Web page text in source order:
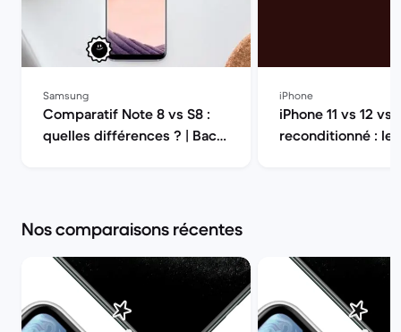
Samsung
Comparatif Note 8 vs S8 :
quelles différences ? | Back
iPhone
iPhone 11 vs 12 vs
reconditionné :
Nos comparaisons récentes